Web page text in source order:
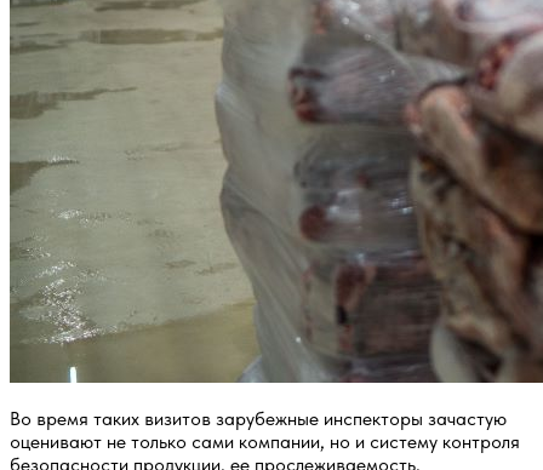
Во время таких визитов зарубежные инспекторы зачастую
оценивают не только сами компании, но и систему контроля
безопасности продукции, ее прослеживаемость,